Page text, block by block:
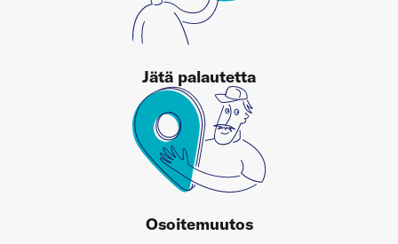
Jätä palautetta
Osoitemuutos